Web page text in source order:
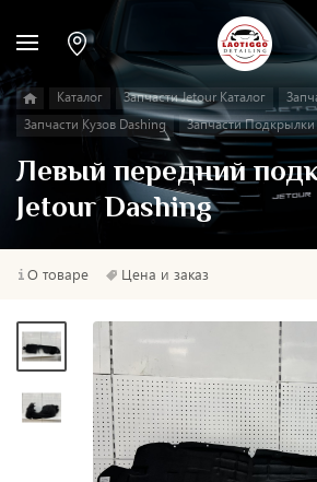
Каталог Запчасти Jetour Каталог
Запчасти Кузов Dashing
Запчасти Подкрылки
Левый передний
Jetour Dashing
О товаре Цена и заказ